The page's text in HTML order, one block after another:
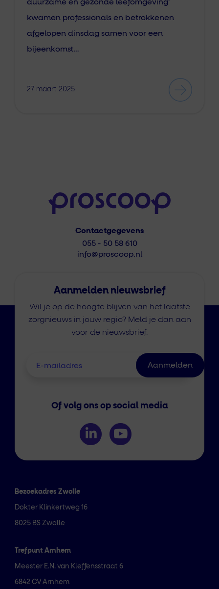
duurzame en gezonde leefomgeving’
kwamen professionals en betrokkenen
afgelopen dinsdag samen voor een
bijeenkomst…
27 maart 2025
Contactgegevens
055 - 50 58 610
info@proscoop.nl
Bezoekadres Zwolle
Dokter Klinkertweg 16
8025 BS Zwolle
Trefpunt Arnhem
Meester E.N. van Kleffensstraat 6
6842 CV Arnhem
Aanmelden nieuwsbrief
Wil je op de hoogte blijven van het laatste
zorgnieuws in jouw regio? Meld je dan aan
voor de nieuwsbrief.
Of volg ons op social media